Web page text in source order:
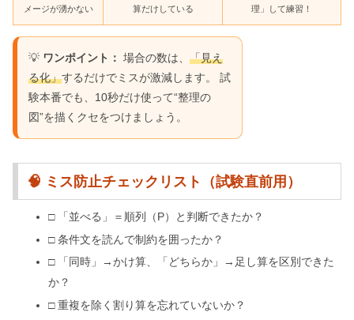
メージが湧かない
算だけしている
理」して練習！
💡 ワンポイント： 場合の数は、 「見え
る化」するだけでミスが激減します。 試
験本番でも、10秒だけ使って“整理の
図”を描くクセをつけましょう。
🧠 ミス防止チェックリスト（試験直前用）
□ 「並べる」＝順列（P）と判断できたか？
□ 条件文を読んで制約を囲ったか？
□ 「同時」→かけ算、「どちらか」→足し算を区別できた
か？
□ 重複を除く割り算を忘れていないか？